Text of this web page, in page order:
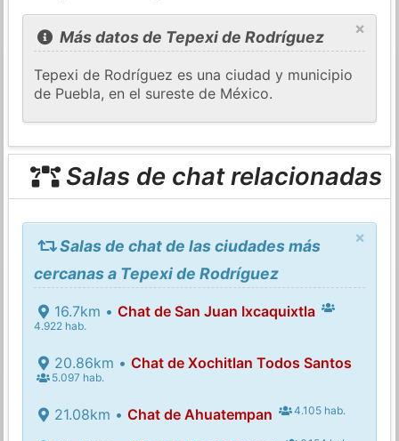
×
Más datos de Tepexi de Rodríguez
Tepexi de Rodríguez es una ciudad y municipio
de Puebla, en el sureste de México.
Salas de chat relacionadas
×
Salas de chat de las ciudades más
cercanas a Tepexi de Rodríguez
16.7km • Chat de San Juan Ixcaquixtla
4.922 hab.
20.86km • Chat de Xochitlan Todos Santos
5.097 hab.
21.08km • Chat de Ahuatempan 4.105 hab.